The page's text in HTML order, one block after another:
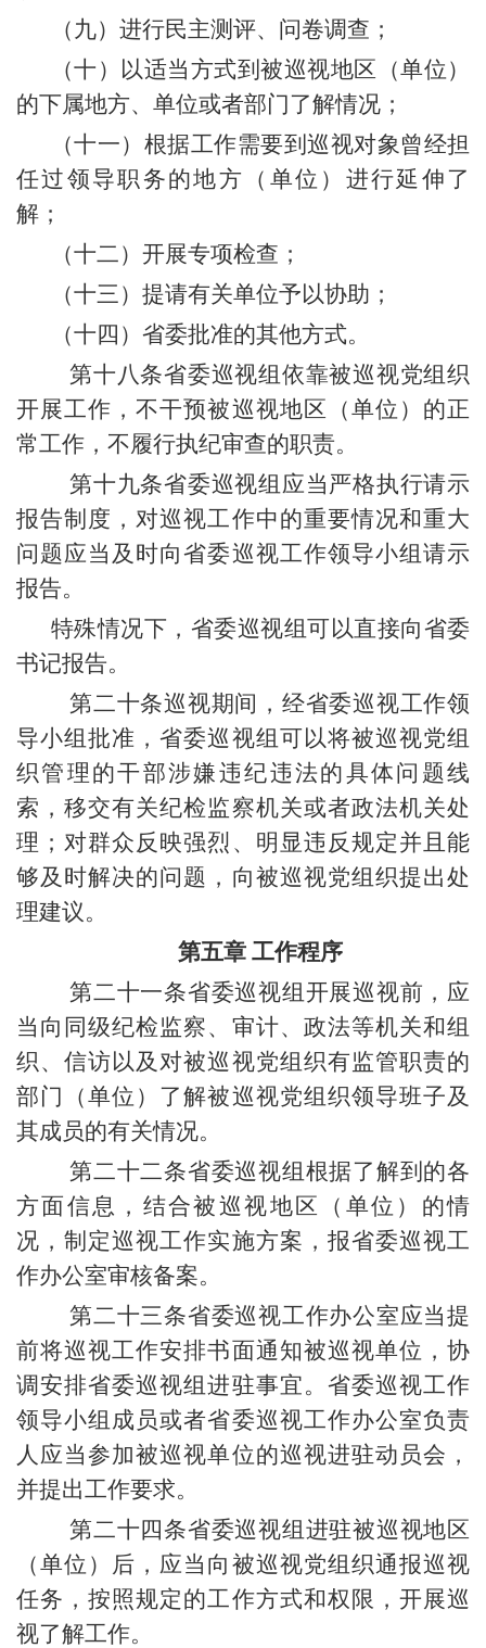
（九）进行民主测评、问卷调查；
（十）以适当方式到被巡视地区（单位）
的下属地方、单位或者部门了解情况；
（十一）根据工作需要到巡视对象曾经担
任过领导职务的地方（单位）进行延伸了
解；
（十二）开展专项检查；
（十三）提请有关单位予以协助；
（十四）省委批准的其他方式。
第十八条省委巡视组依靠被巡视党组织
开展工作，不干预被巡视地区（单位）的正
常工作，不履行执纪审查的职责。
第十九条省委巡视组应当严格执行请示
报告制度，对巡视工作中的重要情况和重大
问题应当及时向省委巡视工作领导小组请示
报告。
特殊情况下，省委巡视组可以直接向省委
书记报告。
第二十条巡视期间，经省委巡视工作领
导小组批准，省委巡视组可以将被巡视党组
织管理的干部涉嫌违纪违法的具体问题线
索，移交有关纪检监察机关或者政法机关处
理；对群众反映强烈、明显违反规定并且能
够及时解决的问题，向被巡视党组织提出处
理建议。
第五章 工作程序
第二十一条省委巡视组开展巡视前，应
当向同级纪检监察、审计、政法等机关和组
织、信访以及对被巡视党组织有监管职责的
部门（单位）了解被巡视党组织领导班子及
其成员的有关情况。
第二十二条省委巡视组根据了解到的各
方面信息，结合被巡视地区（单位）的情
况，制定巡视工作实施方案，报省委巡视工
作办公室审核备案。
第二十三条省委巡视工作办公室应当提
前将巡视工作安排书面通知被巡视单位，协
调安排省委巡视组进驻事宜。省委巡视工作
领导小组成员或者省委巡视工作办公室负责
人应当参加被巡视单位的巡视进驻动员会，
并提出工作要求。
第二十四条省委巡视组进驻被巡视地区
（单位）后，应当向被巡视党组织通报巡视
任务，按照规定的工作方式和权限，开展巡
视了解工作。